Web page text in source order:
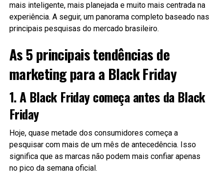
mais inteligente, mais planejada e muito mais centrada na
experiência. A seguir, um panorama completo baseado nas
principais pesquisas do mercado brasileiro.
As 5 principais tendências de
marketing para a Black Friday
1. A Black Friday começa antes da Black
Friday
Hoje, quase metade dos consumidores começa a
pesquisar com mais de um mês de antecedência. Isso
significa que as marcas não podem mais confiar apenas
no pico da semana oficial.